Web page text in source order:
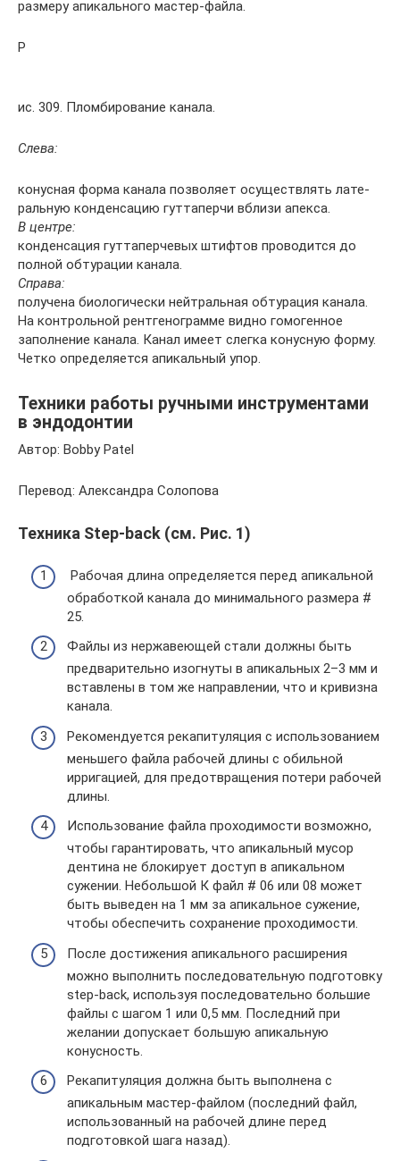
размеру апикального мастер-файла.
Р
ис. 309. Пломбирование канала.
Слева:
конусная форма канала позволяет осуществлять лате­
ральную конденсацию гутта­перчи вблизи апекса.
В центре:
конденсация гутта­перчевых штифтов проводится до
полной обтурации канала.
Справа:
получена биологически нейтральная обтурация канала.
На контрольной рентгенограм­ме видно гомогенное
заполне­ние канала. Канал имеет слегка конусную форму.
Четко опреде­ляется апикальный упор.
Техники работы ручными инструментами
в эндодонтии
Автор: Bobby Patel
Перевод: Александра Солопова
Техника Step-back (см. Рис. 1)
Рабочая длина определяется перед апикальной
обработкой канала до минимального размера #
25.
Файлы из нержавеющей стали должны быть
предварительно изогнуты в апикальных 2–3 мм и
вставлены в том же направлении, что и кривизна
канала.
Рекомендуется рекапитуляция с использованием
меньшего файла рабочей длины с обильной
ирригацией, для предотвращения потери рабочей
длины.
Использование файла проходимости возможно,
чтобы гарантировать, что апикальный мусор
дентина не блокирует доступ в апикальном
сужении. Небольшой К файл # 06 или 08 может
быть выведен на 1 мм за апикальное сужение,
чтобы обеспечить сохранение проходимости.
После достижения апикального расширения
можно выполнить последовательную подготовку
step-back, используя последовательно большие
файлы с шагом 1 или 0,5 мм. Последний при
желании допускает большую апикальную
конусность.
Рекапитуляция должна быть выполнена с
апикальным мастер-файлом (последний файл,
использованный на рабочей длине перед
подготовкой шага назад).